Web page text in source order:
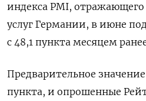
индекса ‌PMI, отражающего
услуг ​Германии, ⁠в ‌июне
с ​48,1 ‌пункта месяцем
Предварительное
пункта, и опрошенные